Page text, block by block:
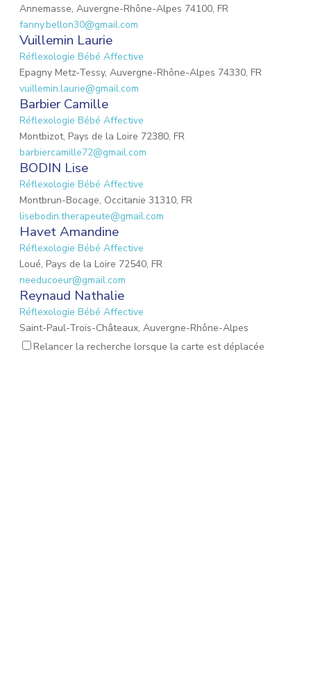
Annemasse, Auvergne-Rhône-Alpes 74100, FR
fanny.bellon30@gmail.com
Vuillemin Laurie
Réflexologie Bébé Affective
Epagny Metz-Tessy, Auvergne-Rhône-Alpes 74330, FR
vuillemin.laurie@gmail.com
Barbier Camille
Réflexologie Bébé Affective
Montbizot, Pays de la Loire 72380, FR
barbiercamille72@gmail.com
BODIN Lise
Réflexologie Bébé Affective
Montbrun-Bocage, Occitanie 31310, FR
lisebodin.therapeute@gmail.com
Havet Amandine
Réflexologie Bébé Affective
Loué, Pays de la Loire 72540, FR
needucoeur@gmail.com
Reynaud Nathalie
Réflexologie Bébé Affective
Saint-Paul-Trois-Châteaux, Auvergne-Rhône-Alpes
26130, FR
Relancer la recherche lorsque la carte est déplacée